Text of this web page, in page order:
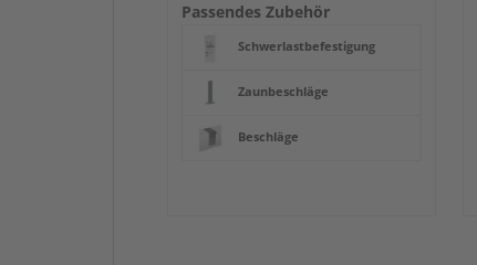
Passendes Zubehör
Schwerlastbefestigung
Zaunbeschläge
Beschläge